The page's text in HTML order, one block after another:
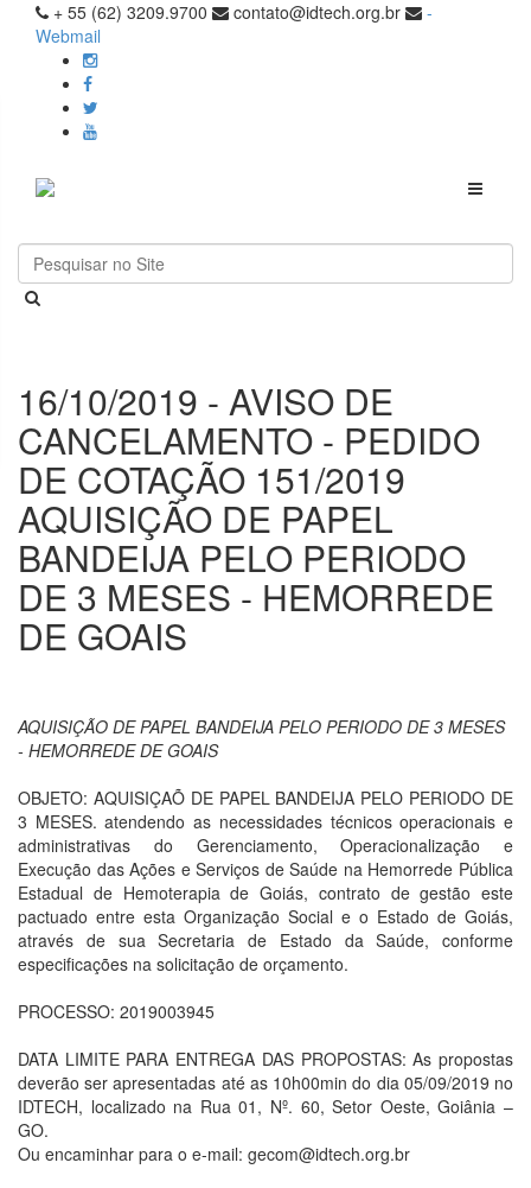
+ 55 (62) 3209.9700 contato@idtech.org.br
-
Webmail
Toggle
16/10/2019 - AVISO DE
CANCELAMENTO - PEDIDO
DE COTAÇÃO 151/2019
AQUISIÇÃO DE PAPEL
BANDEIJA PELO PERIODO
DE 3 MESES - HEMORREDE
DE GOAIS
AQUISIÇÃO DE PAPEL BANDEIJA PELO PERIODO DE 3 MESES
- HEMORREDE DE GOAIS
OBJETO: AQUISIÇAÕ DE PAPEL BANDEIJA PELO PERIODO DE
3 MESES. atendendo as necessidades técnicos operacionais e
administrativas do Gerenciamento, Operacionalização e
Execução das Ações e Serviços de Saúde na Hemorrede Pública
Estadual de Hemoterapia de Goiás, contrato de gestão este
pactuado entre esta Organização Social e o Estado de Goiás,
através de sua Secretaria de Estado da Saúde, conforme
especificações na solicitação de orçamento.
PROCESSO: 2019003945
DATA LIMITE PARA ENTREGA DAS PROPOSTAS: As propostas
deverão ser apresentadas até as 10h00min do dia 05/09/2019 no
IDTECH, localizado na Rua 01, Nº. 60, Setor Oeste, Goiânia –
GO.
Ou encaminhar para o e-mail: gecom@idtech.org.br